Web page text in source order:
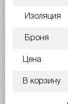
Изоляция
Броня
Цена
В корзину